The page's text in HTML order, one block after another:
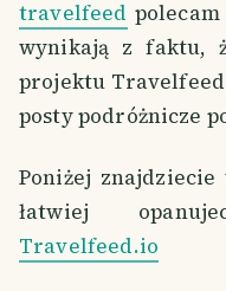
travelfeed
wynikają z faktu,
projektu
posty podróżnicze
Poniżej
łatwiej
Travelfeed.io